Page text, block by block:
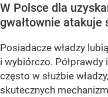
W Polsce dla
gwałtownie atakuje
Posiadacze władzy
i wybiórczo. Półprawdy
często w służbie
skutecznych